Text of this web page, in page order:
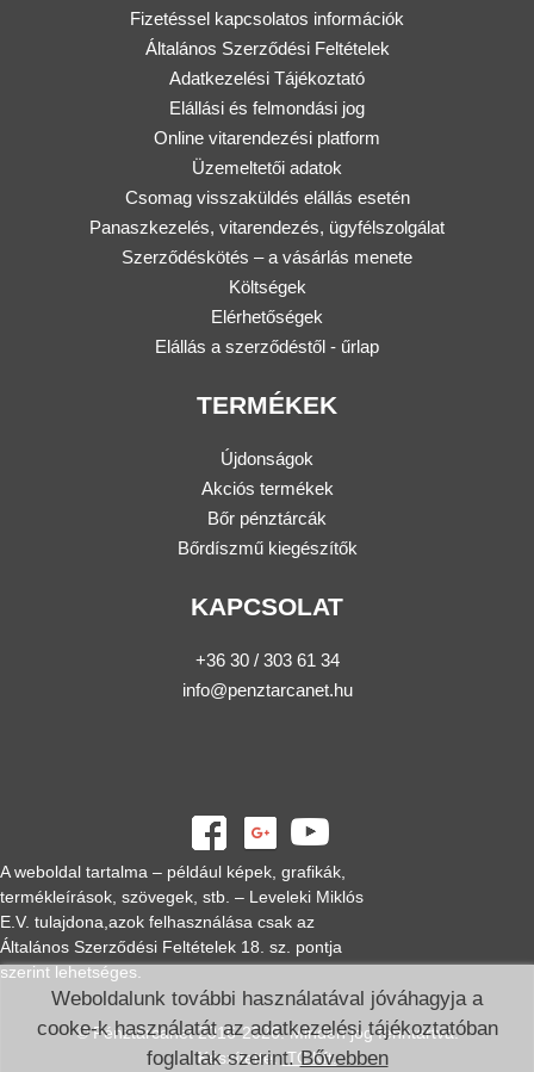
Weboldalunk további használatával jóváhagyja a
cooke-k használatát az adatkezelési tájékoztatóban
foglaltak szerint.Bővebben
Fizetéssel kapcsolatos információk
Általános Szerződési Feltételek
Adatkezelési Tájékoztató
Elállási és felmondási jog
Online vitarendezési platform
Üzemeltetői adatok
Csomag visszaküldés elállás esetén
Panaszkezelés, vitarendezés, ügyfélszolgálat
Szerződéskötés – a vásárlás menete
Költségek
Elérhetőségek
Elállás a szerződéstől - űrlap
TERMÉKEK
Újdonságok
Akciós termékek
Bőr pénztárcák
Bőrdíszmű kiegészítők
KAPCSOLAT
+36 30 / 303 61 34
info@penztarcanet.hu
A weboldal tartalma – például képek, grafikák,
termékleírások, szövegek, stb. – Leveleki Miklós
E.V. tulajdona,azok felhasználása csak az
Általános Szerződési Feltételek 18. sz. pontja
szerint lehetséges.
© Pénztárcanet 2016-2026. Minden jog fenntartva.
Készítette:ITC Kft.